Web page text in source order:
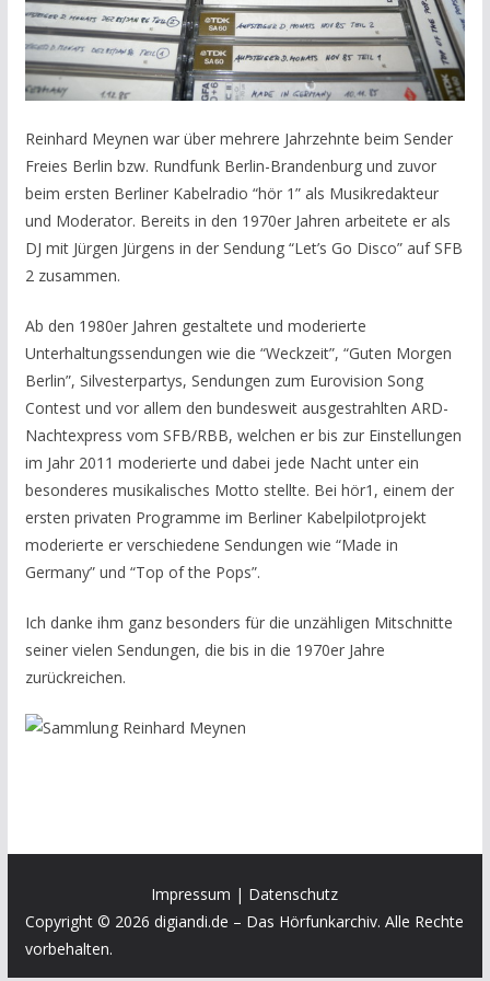
Reinhard Meynen war über mehrere Jahrzehnte beim Sender
Freies Berlin bzw. Rundfunk Berlin-Brandenburg und zuvor
beim ersten Berliner Kabelradio “hör 1” als Musikredakteur
und Moderator. Bereits in den 1970er Jahren arbeitete er als
DJ mit Jürgen Jürgens in der Sendung “Let’s Go Disco” auf SFB
2 zusammen.
Ab den 1980er Jahren gestaltete und moderierte
Unterhaltungssendungen wie die “Weckzeit”, “Guten Morgen
Berlin”, Silvesterpartys, Sendungen zum Eurovision Song
Contest und vor allem den bundesweit ausgestrahlten ARD-
Nachtexpress vom SFB/RBB, welchen er bis zur Einstellungen
im Jahr 2011 moderierte und dabei jede Nacht unter ein
besonderes musikalisches Motto stellte. Bei hör1, einem der
ersten privaten Programme im Berliner Kabelpilotprojekt
moderierte er verschiedene Sendungen wie “Made in
Germany” und “Top of the Pops”.
Ich danke ihm ganz besonders für die unzähligen Mitschnitte
seiner vielen Sendungen, die bis in die 1970er Jahre
zurückreichen.
Impressum | Datenschutz
Copyright © 2026 digiandi.de – Das Hörfunkarchiv. Alle Rechte
vorbehalten.